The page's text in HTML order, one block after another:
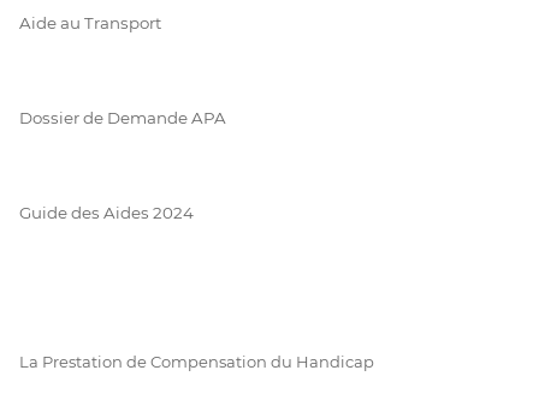
Aide au Transport
Dossier de Demande APA
Guide des Aides 2024
La Prestation de Compensation du Handicap